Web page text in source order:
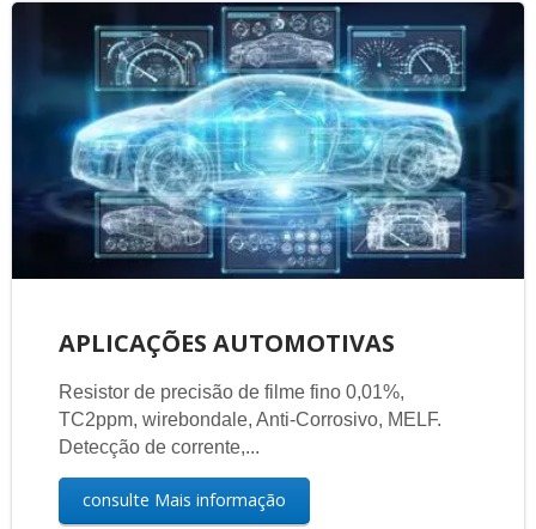
APLICAÇÕES AUTOMOTIVAS
Resistor de precisão de filme fino 0,01%,
TC2ppm, wirebondale, Anti-Corrosivo, MELF.
Detecção de corrente,...
consulte Mais informação